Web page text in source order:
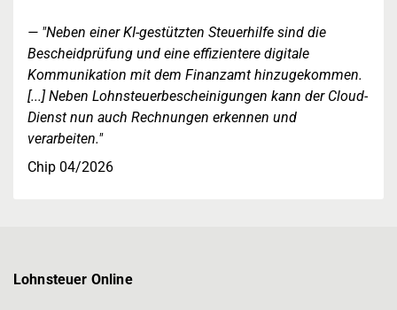
"Neben einer KI-gestützten Steuerhilfe sind die
Bescheidprüfung und eine effizientere digitale
Kommunikation mit dem Finanzamt hinzugekommen.
[...] Neben Lohnsteuerbescheinigungen kann der Cloud-
Dienst nun auch Rechnungen erkennen und
verarbeiten."
Chip 04/2026
Lohnsteuer Online